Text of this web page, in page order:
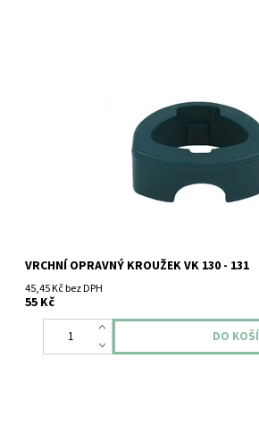
VRCHNÍ OPRAVNÝ KROUŽEK VK 130 - 131
45,45 Kč bez DPH
55 Kč